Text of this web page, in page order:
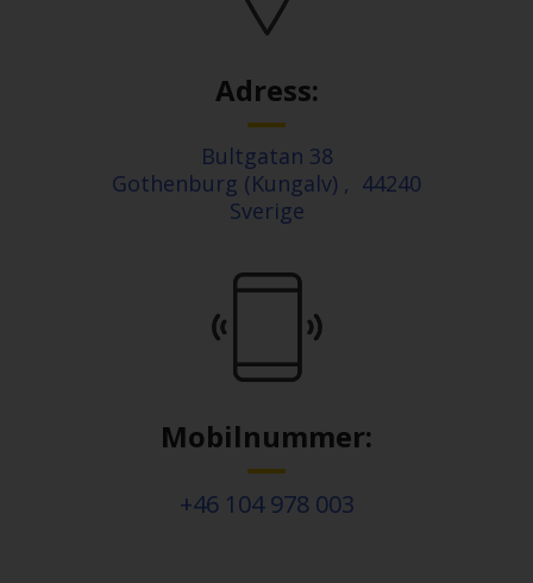
Adress:
Bultgatan 38
Gothenburg (Kungalv) , 44240
Sverige
Mobilnummer:
+46 104 978 003